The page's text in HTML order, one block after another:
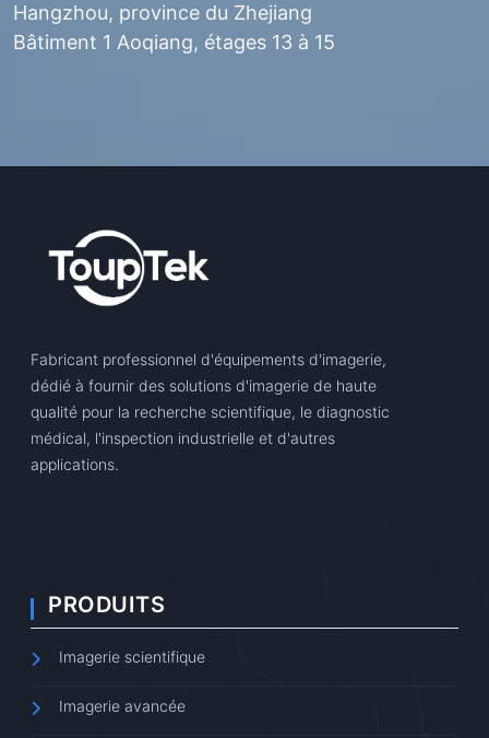
Hangzhou, province du Zhejiang
Bâtiment 1 Aoqiang, étages 13 à 15
Fabricant professionnel d'équipements d'imagerie,
dédié à fournir des solutions d'imagerie de haute
qualité pour la recherche scientifique, le diagnostic
médical, l'inspection industrielle et d'autres
applications.
PRODUITS
Imagerie scientifique
Imagerie avancée